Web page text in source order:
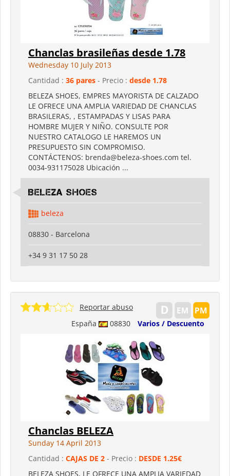
Chanclas brasileñas desde 1.78
Wednesday 10 July 2013
Cantidad : 36 pares - Precio : desde 1.78
BELEZA SHOES, EMPRES MAYORISTA DE CALZADO
LE OFRECE UNA AMPLIA VARIEDAD DE CHANCLAS
BRASILERAS, , ESTAMPADAS Y LISAS PARA
HOMBRE MUJER Y NIÑO. CONSULTE POR
NUESTRO CATALOGO LE HAREMOS UN
PRESUPUESTO SIN COMPROMISO.
CONTÁCTENOS: brenda@beleza-shoes.com tel.
0034-931175028 Ubicación ...
Beleza shoes
beleza
08830 - Barcelona
+34 9 31 17 50 28
España 08830 Varios / Descuento
Reportar abuso
Chanclas BELEZA
Sunday 14 April 2013
Cantidad : CAJAS DE 2 - Precio : DESDE 1.25€
BELEZA SHOES, LE OFRECE UNA AMPLIA VARIEDAD